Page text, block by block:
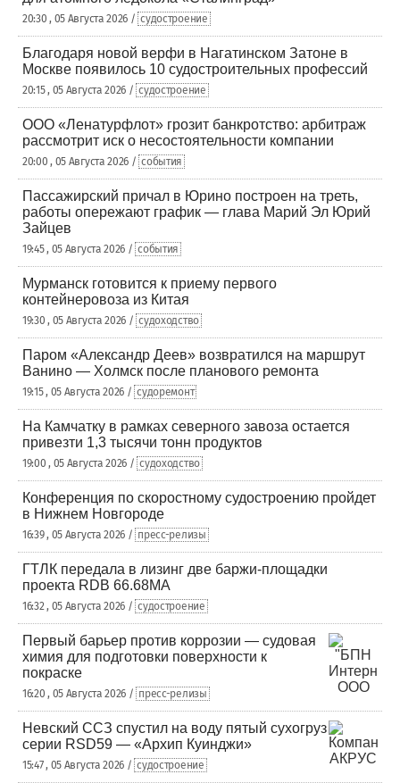
20:30 , 05 Августа 2026 / судостроение
Благодаря новой верфи в Нагатинском Затоне в
Москве появилось 10 судостроительных профессий
20:15 , 05 Августа 2026 / судостроение
ООО «Ленатурфлот» грозит банкротство: арбитраж
рассмотрит иск о несостоятельности компании
20:00 , 05 Августа 2026 / события
Пассажирский причал в Юрино построен на треть,
работы опережают график — глава Марий Эл Юрий
Зайцев
19:45 , 05 Августа 2026 / события
Мурманск готовится к приему первого
контейнеровоза из Китая
19:30 , 05 Августа 2026 / судоходство
Паром «Александр Деев» возвратился на маршрут
Ванино — Холмск после планового ремонта
19:15 , 05 Августа 2026 / судоремонт
На Камчатку в рамках северного завоза остается
привезти 1,3 тысячи тонн продуктов
19:00 , 05 Августа 2026 / судоходство
Конференция по скоростному судостроению пройдет
в Нижнем Новгороде
16:39 , 05 Августа 2026 / пресс-релизы
ГТЛК передала в лизинг две баржи-площадки
проекта RDB 66.68МА
16:32 , 05 Августа 2026 / судостроение
Первый барьер против коррозии — судовая
химия для подготовки поверхности к
покраске
16:20 , 05 Августа 2026 / пресс-релизы
Невский ССЗ спустил на воду пятый сухогруз
серии RSD59 — «Архип Куинджи»
15:47 , 05 Августа 2026 / судостроение